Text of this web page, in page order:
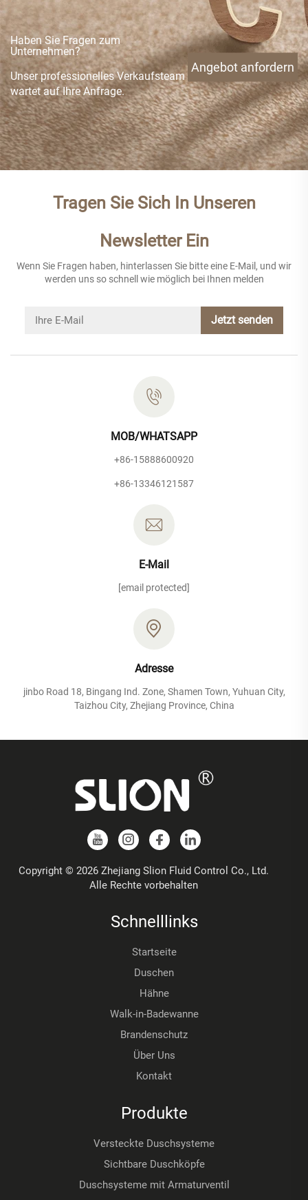
Haben Sie Fragen zum
Unternehmen?
Unser professionelles Verkaufsteam
wartet auf Ihre Anfrage.
Angebot anfordern
Tragen Sie Sich In Unseren
Newsletter Ein
Wenn Sie Fragen haben, hinterlassen Sie bitte eine E-Mail, und wir
werden uns so schnell wie möglich bei Ihnen melden
Jetzt senden
MOB/WHATSAPP
+86-15888600920
+86-13346121587
E-Mail
[email protected]
Adresse
jinbo Road 18, Bingang Ind. Zone, Shamen Town, Yuhuan City,
Taizhou City, Zhejiang Province, China
Copyright © 2026 Zhejiang Slion Fluid Control Co., Ltd.
Alle Rechte vorbehalten
Schnelllinks
Startseite
Duschen
Hähne
Walk-in-Badewanne
Brandenschutz
Über Uns
Kontakt
Produkte
Versteckte Duschsysteme
Sichtbare Duschköpfe
Duschsysteme mit Armaturventil